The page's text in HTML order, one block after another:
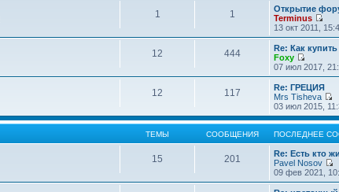
1 1
Открытие
Terminus
П
е
р
е
й
т
и
к
п
о
с
л
е
н
е
м
у
13 окт 2011,
12 444
Re: Как
Foxy
П
е
р
е
й
т
и
к
п
о
с
л
е
07 июл 2017,
12 117
Re: ГРЕЦИЯ
Mrs Tisheva
П
е
р
е
й
т
к
п
о
03 июл 2015,
ТЕМЫ СООБЩЕНИЯ ПОСЛЕДНЕЕ
15 201
Re: Есть кто
Pavel Nosov
П
е
р
09 фев 2021,